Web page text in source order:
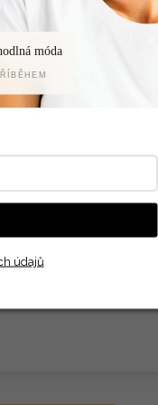
Luxusňák
móda
údajů